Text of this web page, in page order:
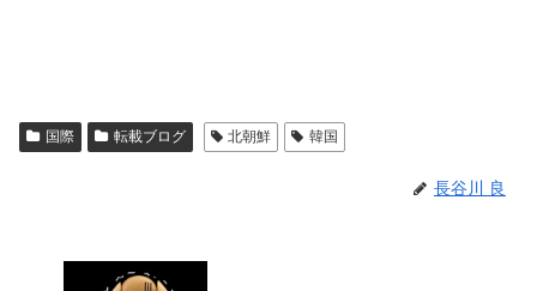
国際 転載ブログ 北朝鮮 韓国
長谷川 良